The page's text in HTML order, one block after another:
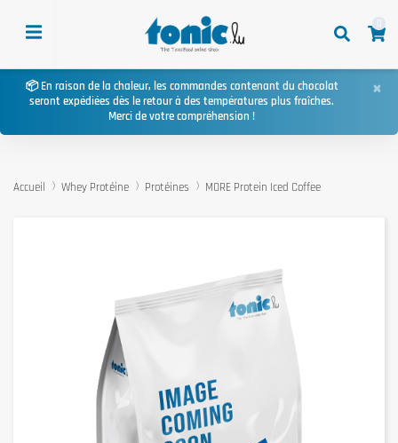
📦 En raison de la chaleur, les commandes contenant du chocolat
seront expédiées dès le retour à des températures plus fraîches.
Merci de votre compréhension !
×
Accueil Whey Protéine Protéines MORE Protein Iced Coffee